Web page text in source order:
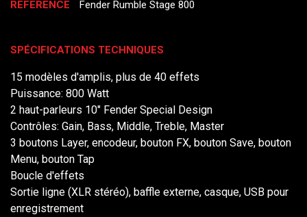
REFERENCE Fender Rumble Stage 800
SPÉCIFICATIONS TECHNIQUES
15 modèles d'amplis, plus de 40 effets
Puissance: 800 Watt
2 haut-parleurs 10" Fender Special Design
Contrôles: Gain, Bass, Middle, Treble, Master
3 boutons Layer, encodeur, bouton FX, bouton Save, bouton
Menu, bouton Tap
Boucle d'effets
Sortie ligne (XLR stéréo), baffle externe, casque, USB pour
enregistrement